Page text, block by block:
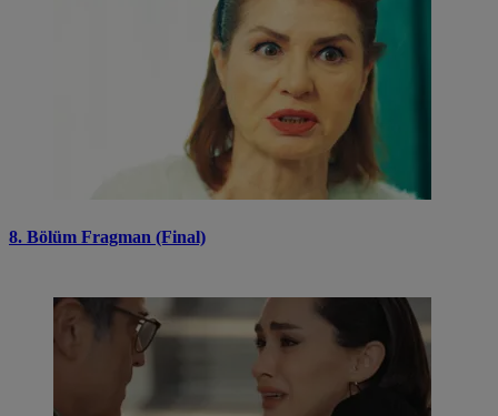
8. Bölüm Fragman (Final)